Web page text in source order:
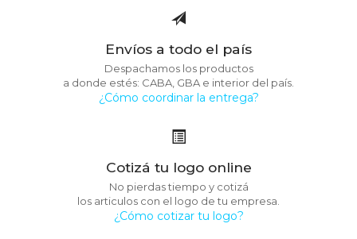
Envíos a todo el país
Despachamos los productos
a donde estés: CABA, GBA e interior del país.
¿Cómo coordinar la entrega?
Cotizá tu logo online
No pierdas tiempo y cotizá
los articulos con el logo de tu empresa.
¿Cómo cotizar tu logo?